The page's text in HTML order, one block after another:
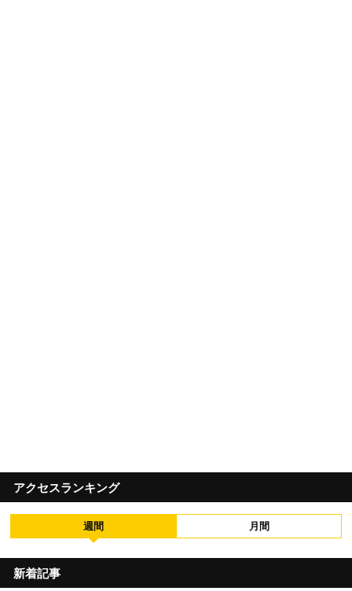
アクセスランキング
週間 月間
新着記事